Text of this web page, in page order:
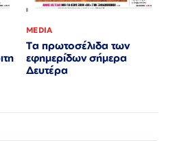
MEDIA
Τα πρωτοσέλιδα των
εφημερίδων σήμερα
Δευτέρα